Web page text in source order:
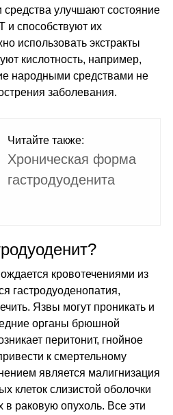
улучшают состояние
и способствуют их
использовать экстракты
кислотность, например,
народными средствами не
заболевания.
Читайте также:
Хроническая форма
гастродуоденита
кровотечениями из
гастродуоденопатия,
Язвы могут проникать и
органы брюшной
перитонит, гнойное
к смертельному
является малигнизация
клеток слизистой оболочки
раковую опухоль. Все эти